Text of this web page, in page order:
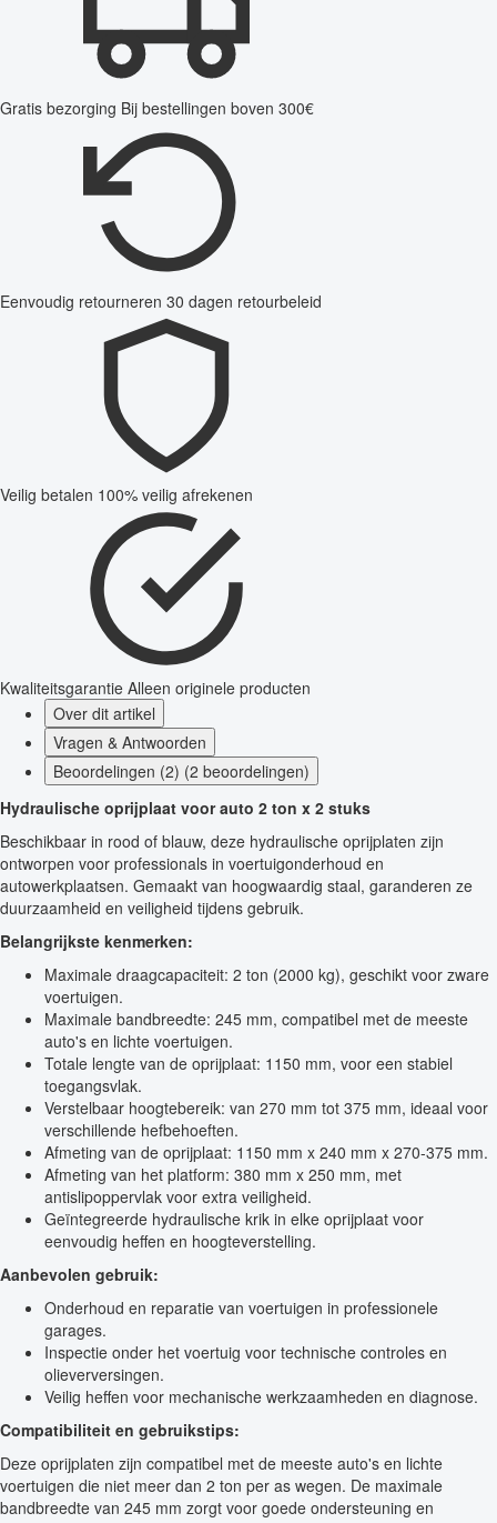
Gratis bezorging Bij bestellingen boven 300€
Eenvoudig retourneren 30 dagen retourbeleid
Veilig betalen 100% veilig afrekenen
Kwaliteitsgarantie Alleen originele producten
Over dit artikel
Vragen & Antwoorden
Beoordelingen (2) (2 beoordelingen)
Hydraulische oprijplaat voor auto 2 ton x 2 stuks
Beschikbaar in rood of blauw, deze hydraulische oprijplaten zijn
ontworpen voor professionals in voertuigonderhoud en
autowerkplaatsen. Gemaakt van hoogwaardig staal, garanderen ze
duurzaamheid en veiligheid tijdens gebruik.
Belangrijkste kenmerken:
Maximale draagcapaciteit: 2 ton (2000 kg), geschikt voor zware
voertuigen.
Maximale bandbreedte: 245 mm, compatibel met de meeste
auto's en lichte voertuigen.
Totale lengte van de oprijplaat: 1150 mm, voor een stabiel
toegangsvlak.
Verstelbaar hoogtebereik: van 270 mm tot 375 mm, ideaal voor
verschillende hefbehoeften.
Afmeting van de oprijplaat: 1150 mm x 240 mm x 270-375 mm.
Afmeting van het platform: 380 mm x 250 mm, met
antislipoppervlak voor extra veiligheid.
Geïntegreerde hydraulische krik in elke oprijplaat voor
eenvoudig heffen en hoogteverstelling.
Aanbevolen gebruik:
Onderhoud en reparatie van voertuigen in professionele
garages.
Inspectie onder het voertuig voor technische controles en
olieverversingen.
Veilig heffen voor mechanische werkzaamheden en diagnose.
Compatibiliteit en gebruikstips:
Deze oprijplaten zijn compatibel met de meeste auto's en lichte
voertuigen die niet meer dan 2 ton per as wegen. De maximale
bandbreedte van 245 mm zorgt voor goede ondersteuning en